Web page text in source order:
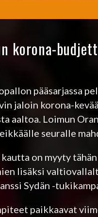
korona-
pääsarjassa
jaloin korona-
aaltoa. Loimun
seuralle
on myyty
lisäksi
Sydän -
paikkaavat